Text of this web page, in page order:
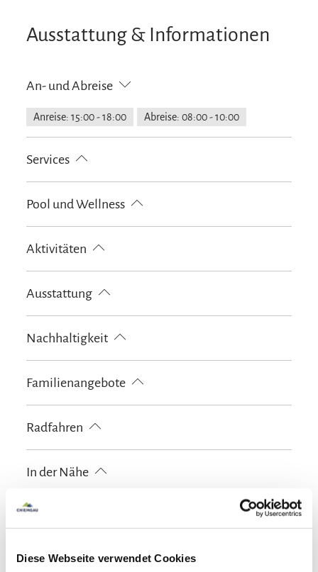
Diese Webseite verwendet Cookies
Ausstattung & Informationen
An- und Abreise
Anreise: 15:00 - 18:00 Abreise: 08:00 - 10:00
Services
Geldautomat vor Ort
Pool und Wellness
Aktivitäten
Ausstattung
kostenloses W-LAN (in der gesamten Unterkunft)
Nachhaltigkeit
Familienangebote
Radfahren
In der Nähe
Richtlinien
Gemeinschaftsbereiche